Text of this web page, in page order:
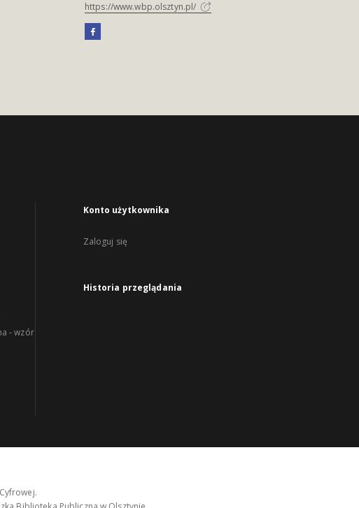
https://www.wbp.olsztyn.pl/
- wzór
Konto użytkownika
Zaloguj się
Historia przeglądania